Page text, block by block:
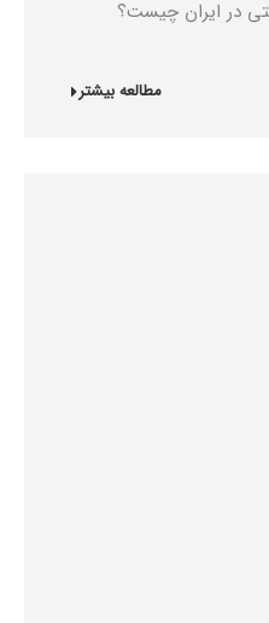
در ایران چیست؟
مطالعه بیشتر